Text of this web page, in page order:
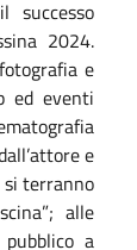
successo
2024.
e
ed eventi
e
si terranno
alle
a